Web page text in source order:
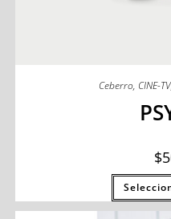
Ceberro, CINE-TV
$